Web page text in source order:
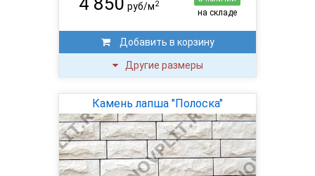
руб/м2
на складе
Добавить в корзину
Другие размеры
Камень лапша "Полоска"